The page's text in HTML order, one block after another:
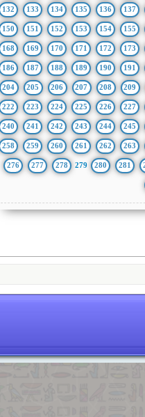
132 133 134 135 136 137
150 151 152 153 154 155
168 169 170 171 172 173
186 187 188 189 190 191
204 205 206 207 208 209
222 223 224 225 226 227
240 241 242 243 244 245
258 259 260 261 262 263
276 277 278 279 280 281